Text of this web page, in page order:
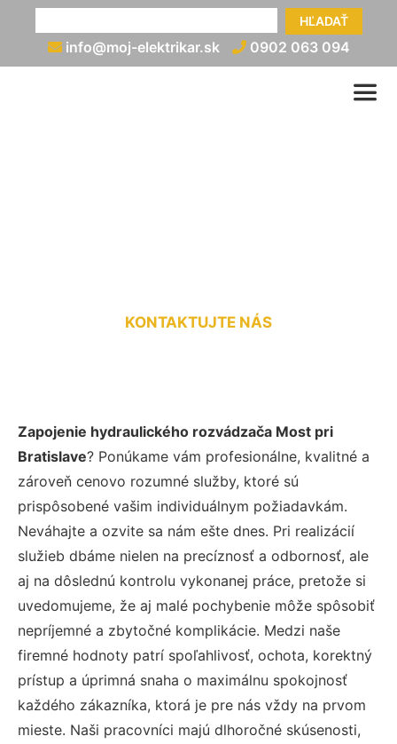
HĽADAŤ
info@moj-elektrikar.sk 0902 063 094
KONTAKTUJTE NÁS
Zapojenie hydraulického rozvádzača Most pri
Bratislave? Ponúkame vám profesionálne, kvalitné a
zároveň cenovo rozumné služby, ktoré sú
prispôsobené vašim individuálnym požiadavkám.
Neváhajte a ozvite sa nám ešte dnes. Pri realizácií
služieb dbáme nielen na precíznosť a odbornosť, ale
aj na dôslednú kontrolu vykonanej práce, pretože si
uvedomujeme, že aj malé pochybenie môže spôsobiť
nepríjemné a zbytočné komplikácie. Medzi naše
firemné hodnoty patrí spoľahlivosť, ochota, korektný
prístup a úprimná snaha o maximálnu spokojnosť
každého zákazníka, ktorá je pre nás vždy na prvom
mieste. Naši pracovníci majú dlhoročné skúsenosti,